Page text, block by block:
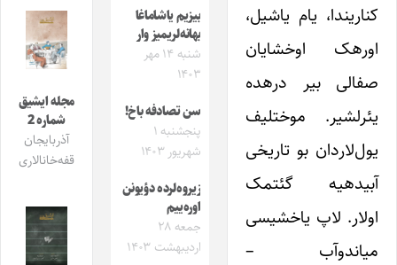
کناریندا، یام یاشیل،
اورهک اوخشایان
صفالی بیر درهده
یئرلشیر. موختلیف
یول‌لاردان بو تاریخی
آبیدهیه گئتمک
اولار. لاپ یاخشیسی
میاندوآب –
بیزیم یاشاماغا
بهانه‌لریمیز وار
شنبه ۱۴ مهر
۱۴۰۳
سن تصادفه باخ!
پنجشنبه ۱
شهریور ۱۴۰۳
زیروه‌لرده دؤیونن
اوره‌ییم
جمعه ۲۸
اردیبهشت ۱۴۰۳
مجله ایشیق
شماره 2
آذربایجان
قفه‌خانالاری